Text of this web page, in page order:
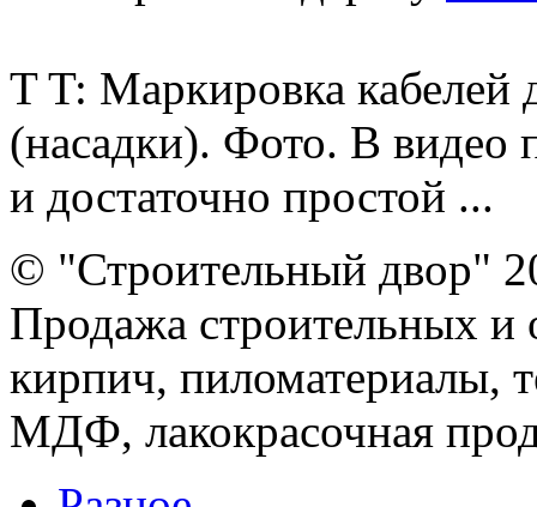
T T: Маркировка кабелей
(насадки). Фото. В видео
и достаточно простой ...
© "Строительный двор"
Продажа строительных и
кирпич, пиломатериалы,
МДФ, лакокрасочная